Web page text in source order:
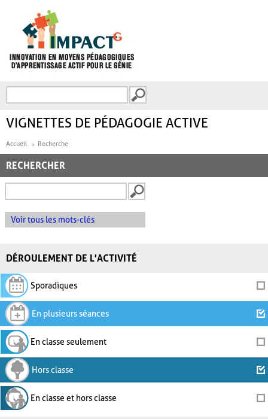
FORMULAIRE DE
VIGNETTES DE PÉDAGOGIE ACTIVE
Accueil Recherche
RECHERCHER
Voir tous les mots-clés
DÉROULEMENT DE L'ACTIVITÉ
Sporadiques
En plusieurs séances
En classe seulement
Hors classe
En classe et hors classe